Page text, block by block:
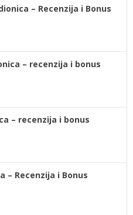
– Recenzija i Bonus
– recenzija i bonus
– recenzija i bonus
– Recenzija i Bonus